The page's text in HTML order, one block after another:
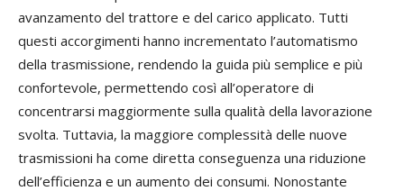
avanzamento del trattore e del carico applicato. Tutti
questi accorgimenti hanno incrementato l’automatismo
della trasmissione, rendendo la guida più semplice e più
confortevole, permettendo così all’operatore di
concentrarsi maggiormente sulla qualità della lavorazione
svolta. Tuttavia, la maggiore complessità delle nuove
trasmissioni ha come diretta conseguenza una riduzione
dell’efficienza e un aumento dei consumi. Nonostante